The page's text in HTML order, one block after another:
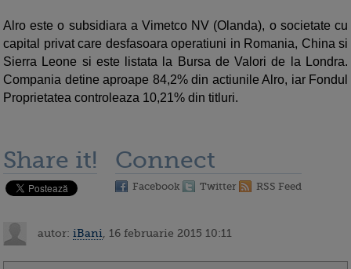
Alro este o subsidiara a Vimetco NV (Olanda), o societate cu
capital privat care desfasoara operatiuni in Romania, China si
Sierra Leone si este listata la Bursa de Valori de la Londra.
Compania detine aproape 84,2% din actiunile Alro, iar Fondul
Proprietatea controleaza 10,21% din titluri.
Share it! Connect
Facebook Twitter RSS Feed
autor: iBani , 16 februarie 2015 10:11